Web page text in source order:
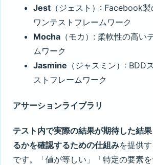
Jest （ジェスト）: Facebook
ワンテストフレームワーク
Mocha （モカ）: 柔軟性の高い
ムワーク
Jasmine （ジャスミン）: BDD
ストフレームワーク
アサーションライブラリ
テスト内で実際の結果が期待した結
るかを確認するための仕組みを提供
です。「値が等しい」「特定の要素